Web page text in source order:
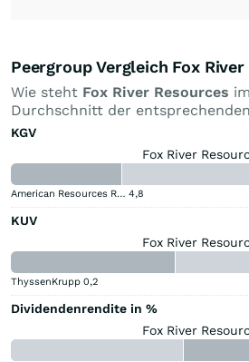
Peergroup Vergleich Fox
Wie steht Fox River Resources
Durchschnitt der
KGV
Fox River
American Resources Registered (A) 4,8
KUV
Fox River
ThyssenKrupp 0,2
Dividendenrendite in %
Fox River